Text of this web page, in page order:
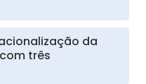
da
três